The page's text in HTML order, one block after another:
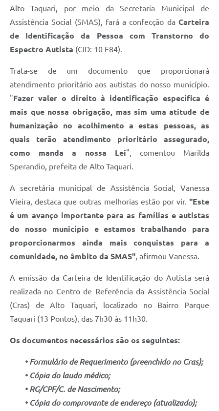
Alto Taquari, por meio da Secretaria Municipal de
Assistência Social (SMAS), fará a confecção da Carteira
de Identificação da Pessoa com Transtorno do
Espectro Autista (CID: 10 F84).
Trata-se de um documento que proporcionará
atendimento prioritário aos autistas do nosso município.
"Fazer valer o direito à identificação específica é
mais que nossa obrigação, mas sim uma atitude de
humanização no acolhimento a estas pessoas, as
quais terão atendimento prioritário assegurado,
como manda a nossa Lei", comentou Marilda
Sperandio, prefeita de Alto Taquari.
A secretária municipal de Assistência Social, Vanessa
Vieira, destaca que outras melhorias estão por vir. "Este
é um avanço importante para as famílias e autistas
do nosso município e estamos trabalhando para
proporcionarmos ainda mais conquistas para a
comunidade, no âmbito da SMAS", afirmou Vanessa.
A emissão da Carteira de Identificação do Autista será
realizada no Centro de Referência da Assistência Social
(Cras) de Alto Taquari, localizado no Bairro Parque
Taquari (13 Pontos), das 7h30 às 11h30.
Os documentos necessários são os seguintes:
• Formulário de Requerimento (preenchido no Cras);
• Cópia do laudo médico;
• RG/CPF/C. de Nascimento;
• Cópia do comprovantede endereço (atualizado);